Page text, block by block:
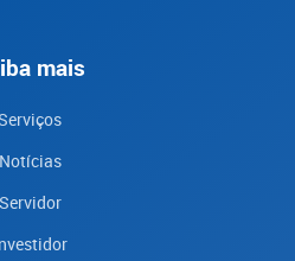
mais
Notícias
Servidor